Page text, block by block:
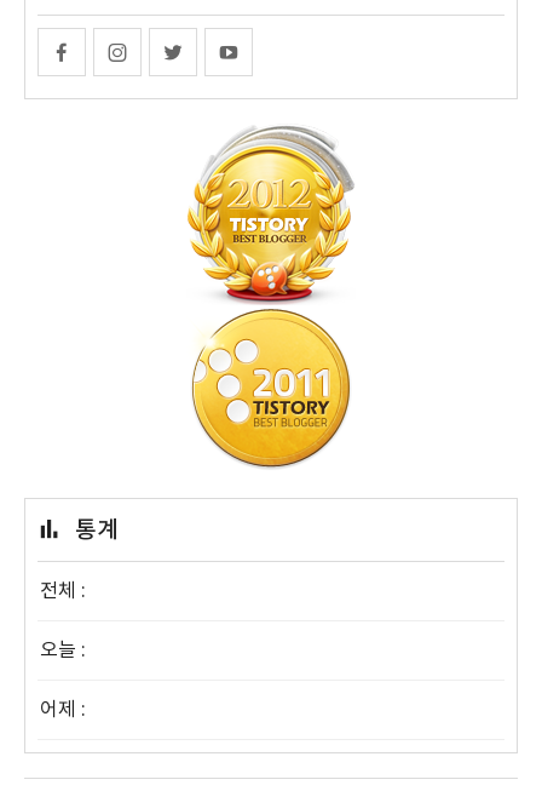
통계
전체 :
오늘 :
어제 :